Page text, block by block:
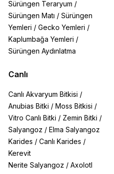
Sürüngen Teraryum /
Sürüngen Matı / Sürüngen
Yemleri / Gecko Yemleri /
Kaplumbağa Yemleri /
Sürüngen Aydınlatma
Canlı
Canlı Akvaryum Bitkisi /
Anubias Bitki / Moss Bitkisi /
Vitro Canlı Bitki / Zemin Bitki /
Salyangoz / Elma Salyangoz
Karides / Canlı Karides /
Kerevit
Nerite Salyangoz / Axolotl